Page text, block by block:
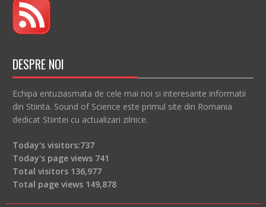
DESPRE NOI
Echipa entuziasmata de cele mai noi si interesante informatii
din Stiinta. Sound of Science este primul site din Romania
dedicat Stiintei cu actualizari zilnice.
Today's visitors:737
Today's page views 741
Total visitors 136,977
Total page views 149,878